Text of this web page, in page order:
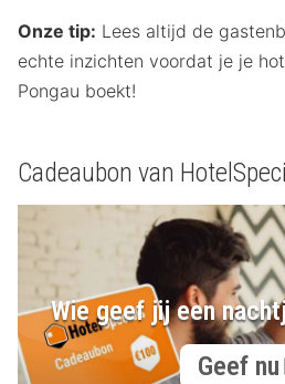
Onze tip: Lees altijd de
echte inzichten voordat je je
Pongau boekt!
Cadeaubon van
Wie geef jij een
Geef nu